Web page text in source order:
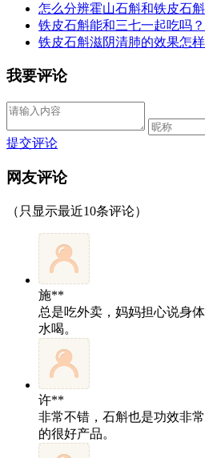
怎么分辨霍山石斛和铁皮石斛
铁皮石斛能和三七一起吃吗？
铁皮石斛滋阴清肺的效果怎样
我要评论
提交评论
网友评论
（只显示最近10条评论）
施**
总是吃外卖，妈妈担心说身
水喝。
许**
非常不错，石斛也是功效非
的很好产品。